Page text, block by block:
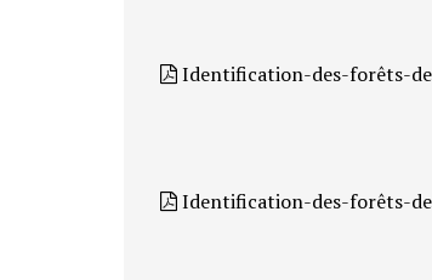
Identification-des-forêts-
Identification-des-forêts-